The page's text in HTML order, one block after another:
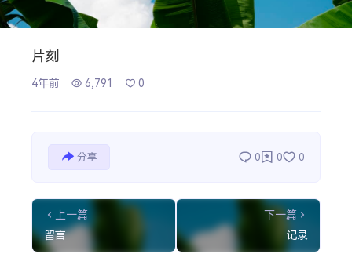
成长日记
片刻
4年前 6,791 0
分享 0 0 0
上一篇
留言
下一篇
记录